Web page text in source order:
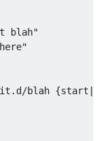
blah"
blah